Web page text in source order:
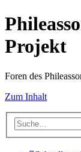
Projekt
Foren des
Zum Inhalt